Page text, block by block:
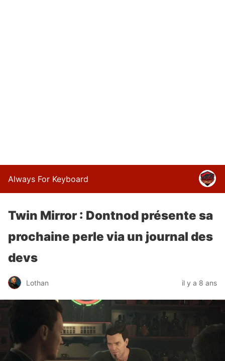
Always For Keyboard
Twin Mirror : Dontnod présente sa
prochaine perle via un journal des
devs
Lothan il y a 8 ans